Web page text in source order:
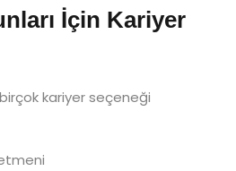
İçin Kariyer
birçok kariyer seçeneği